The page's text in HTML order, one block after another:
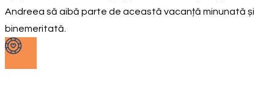
Andreea să aibă parte de această vacanță minunată și
binemeritată.